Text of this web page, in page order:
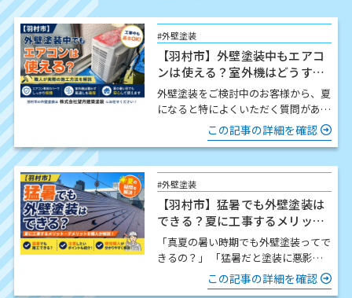
#外壁塗装
【羽村市】外壁塗装中もエアコ
ンは使える？室外機はどうす
る？職人が解説
外壁塗装をご検討中のお客様から、夏
になると特によくいただく質問があり
ますか？」 結論からお伝…
この記事の詳細を確認
#外壁塗装
【羽村市】猛暑でも外壁塗装は
できる？夏に工事するメリッ
ト・注意点を職人が解説
「真夏の暑い時期でも外壁塗装ってで
きるの？」 「猛暑だと塗装に悪影響
はないの？」 この時期になると、こ
のようなご質問をいた…
この記事の詳細を確認